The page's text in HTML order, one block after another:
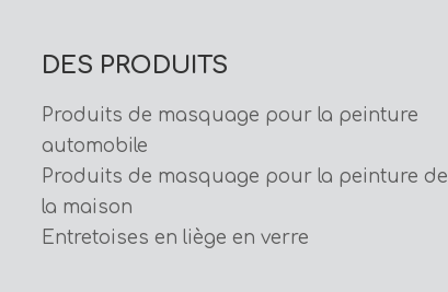
DES PRODUITS
Produits de masquage pour la peinture
automobile
Produits de masquage pour la peinture de
la maison
Entretoises en liège en verre